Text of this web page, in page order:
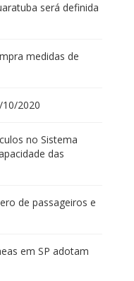
será definida
medidas de
2020
no Sistema
das
de passageiros e
em SP adotam